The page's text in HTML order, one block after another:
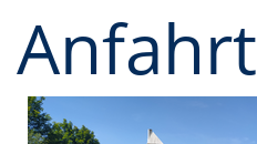
Anfahrt